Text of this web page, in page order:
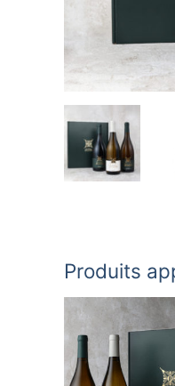
Produits